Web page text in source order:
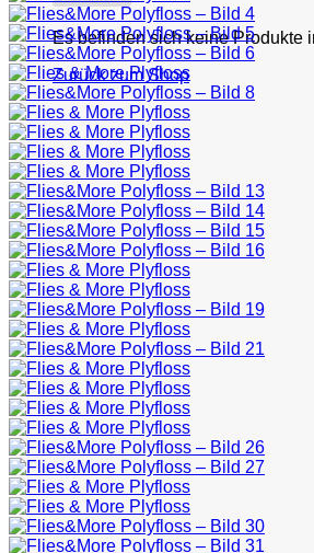
Es befinden sich keine Produkte
Zurück zum Shop